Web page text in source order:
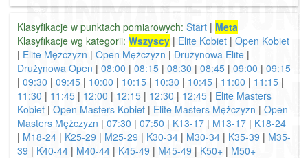
Klasyfikacje w punktach pomiarowych: Start | Meta
Klasyfikacje wg kategorii: Wszyscy | Elite Kobiet | Open Kobiet
| Elite Mężczyzn | Open Mężczyzn | Drużynowa Elite |
Drużynowa Open | 08:00 | 08:15 | 08:30 | 08:45 | 09:00 | 09:15
| 09:30 | 09:45 | 10:00 | 10:15 | 10:30 | 10:45 | 11:00 | 11:15 |
11:30 | 11:45 | 12:00 | 12:15 | 12:30 | 12:45 | Elite Masters
Kobiet | Open Masters Kobiet | Elite Masters Mężczyzn | Open
Masters Mężczyzn | 07:30 | 07:50 | K13-17 | M13-17 | K18-24
| M18-24 | K25-29 | M25-29 | K30-34 | M30-34 | K35-39 | M35-
39 | K40-44 | M40-44 | K45-49 | M45-49 | K50+ | M50+